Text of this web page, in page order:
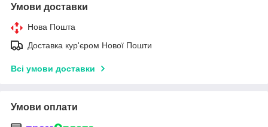
Умови доставки
Нова Пошта
Доставка кур'єром Нової Пошти
Всі умови доставки
Умови оплати